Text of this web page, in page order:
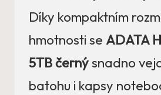
Díky kompaktním
hmotnosti se ADATA
5TB černýsnadno
batohu i kapsy